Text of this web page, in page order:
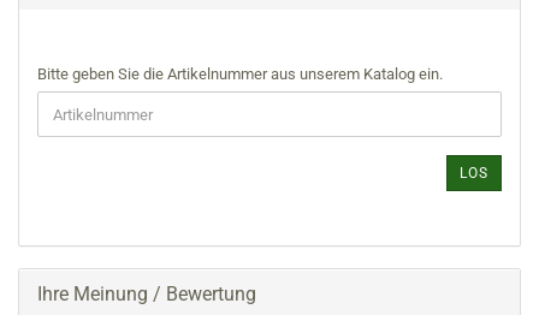
BITTE
GEBEN
SIE
DIE
EIN.
Bitte geben Sie die Artikelnummer aus unserem Katalog ein.
LOS
Ihre Meinung / Bewertung